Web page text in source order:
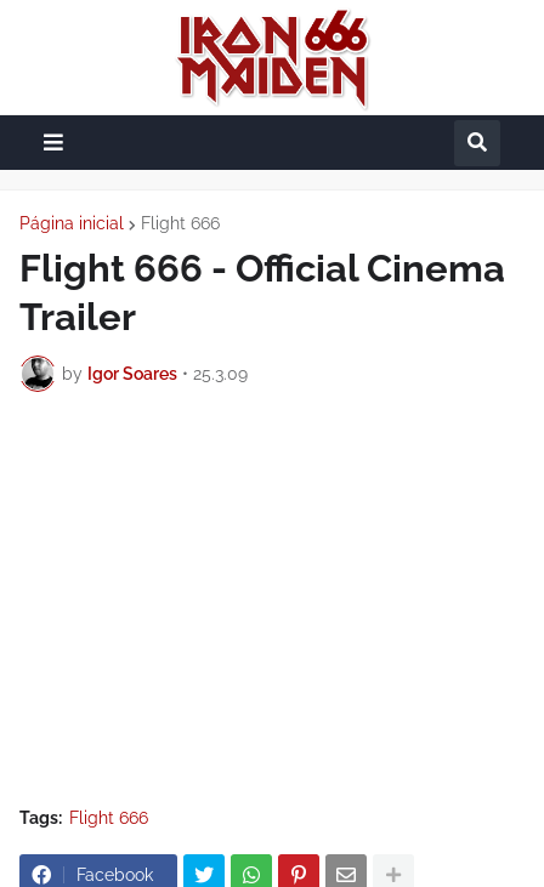
Página inicial Flight 666
Flight 666 - Official Cinema
Trailer
by Igor Soares • 25.3.09
Tags: Flight 666
Facebook